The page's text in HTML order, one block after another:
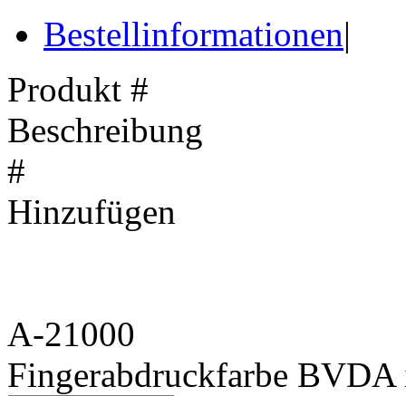
Bestellinformationen|
Produkt #
Beschreibung
#
Hinzufügen
A-21000
Fingerabdruckfarbe BVDA